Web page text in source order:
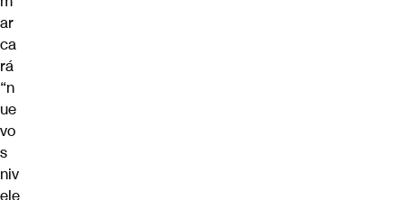
ar
ca
rá
“n
ue
vo
s
niv
ele